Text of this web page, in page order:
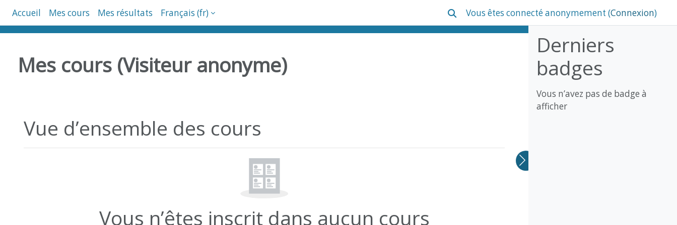
Accueil Mes cours Mes résultats Français ‎(fr)‎
Activer/désactiver la saisie de recherche
Vous êtes connecté anonymement (Connexion)
Mes cours (Visiteur anonyme)
Vue d’ensemble des cours
Vous n’êtes inscrit dans aucun cours
Blocs
Passer Derniers badges
Derniers
badges
Vous n’avez pas de badge à
afficher